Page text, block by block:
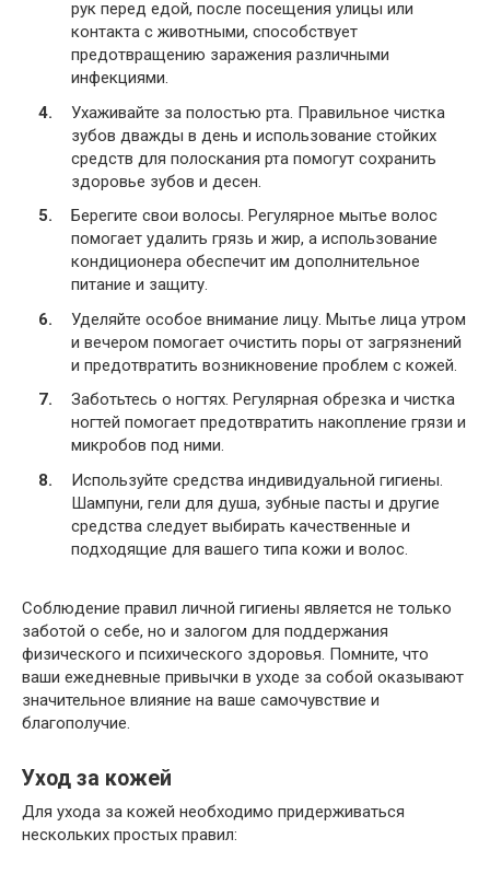
рук перед едой, после посещения улицы или
контакта с животными, способствует
предотвращению заражения различными
инфекциями.
Ухаживайте за полостью рта. Правильное чистка
зубов дважды в день и использование стойких
средств для полоскания рта помогут сохранить
здоровье зубов и десен.
Берегите свои волосы. Регулярное мытье волос
помогает удалить грязь и жир, а использование
кондиционера обеспечит им дополнительное
питание и защиту.
Уделяйте особое внимание лицу. Мытье лица утром
и вечером помогает очистить поры от загрязнений
и предотвратить возникновение проблем с кожей.
Заботьтесь о ногтях. Регулярная обрезка и чистка
ногтей помогает предотвратить накопление грязи и
микробов под ними.
Используйте средства индивидуальной гигиены.
Шампуни, гели для душа, зубные пасты и другие
средства следует выбирать качественные и
подходящие для вашего типа кожи и волос.
Соблюдение правил личной гигиены является не только
заботой о себе, но и залогом для поддержания
физического и психического здоровья. Помните, что
ваши ежедневные привычки в уходе за собой оказывают
значительное влияние на ваше самочувствие и
благополучие.
Уход за кожей
Для ухода за кожей необходимо придерживаться
нескольких простых правил: